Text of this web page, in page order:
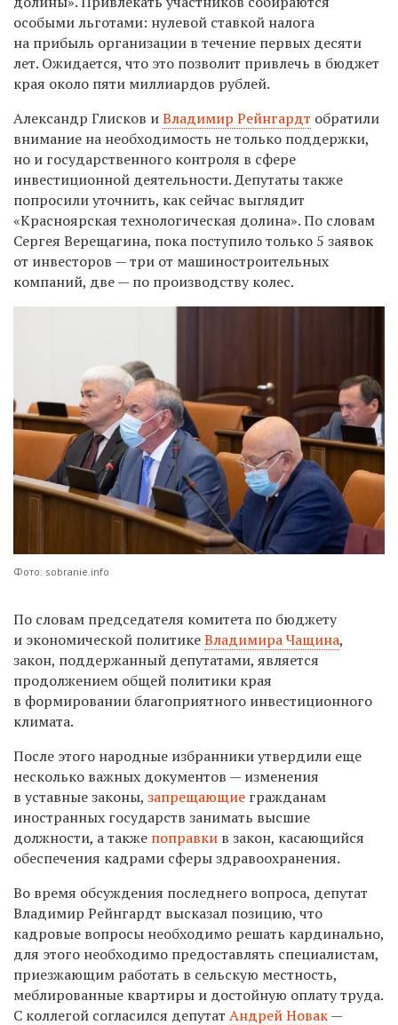
особыми льготами: нулевой ставкой налога
на прибыль организации в течение первых десяти
лет. Ожидается, что это позволит привлечь в бюджет
края около пяти миллиардов рублей.
Александр Глисков иВладимир Рейнгардт обратили
внимание на необходимость не только поддержки,
но и государственного контроля в сфере
инвестиционной деятельности. Депутаты также
попросили уточнить, как сейчас выглядит
«Красноярская технологическая долина». По словам
Сергея Верещагина, пока поступило только 5 заявок
от инвесторов — три от машиностроительных
компаний, две — по производству колес.
Фото: sobranie.info
По словам председателя комитета по бюджету
и экономической политикеВладимира Чащина,
закон, поддержанный депутатами, является
продолжением общей политики края
в формировании благоприятного инвестиционного
климата.
После этого народные избранники утвердили еще
несколько важных документов — изменения
в уставные законы, запрещающие гражданам
иностранных государств занимать высшие
должности, а также поправки в закон, касающийся
обеспечения кадрами сферы здравоохранения.
Во время обсуждения последнего вопроса, депутат
Владимир Рейнгардт высказал позицию, что
кадровые вопросы необходимо решать кардинально,
для этого необходимо предоставлять специалистам,
приезжающим работать в сельскую местность,
меблированные квартиры и достойную оплату труда.
С коллегой согласился депутат Андрей Новак—